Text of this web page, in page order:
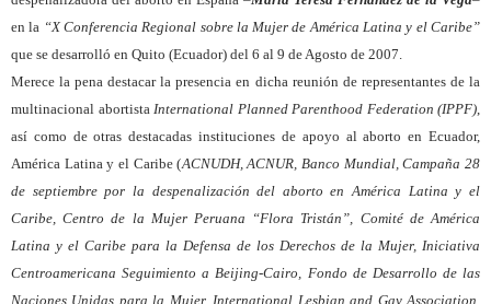
en la “X Conferencia Regional sobre la Mujer de América Latina y el Caribe”
que se desarrolló en Quito (Ecuador) del 6 al 9 de Agosto de 2007.
Merece la pena destacar la presencia en dicha reunión de representantes de la
multinacional abortista International Planned Parenthood Federation (IPPF),
así como de otras destacadas instituciones de apoyo al aborto en Ecuador,
América Latina y el Caribe (ACNUDH, ACNUR, Banco Mundial, Campaña 28
de septiembre por la despenalización del aborto en América Latina y el
Caribe, Centro de la Mujer Peruana “Flora Tristán”, Comité de América
Latina y el Caribe para la Defensa de los Derechos de la Mujer, Iniciativa
Centroamericana Seguimiento a Beijing-Cairo, Fondo de Desarrollo de las
Naciones Unidas para la Mujer, International Lesbian and Gay Association,